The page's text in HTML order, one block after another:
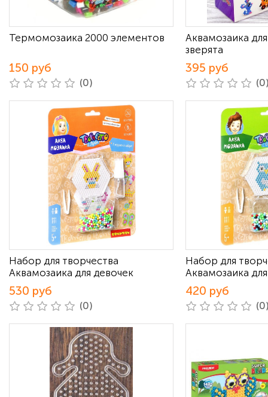
Термомозаика 2000 элементов
150 руб
(0)
Аквамозаика
зверята
395 руб
Набор для творчества
Аквамозаика для девочек
530 руб
(0)
Набор для
Аквамозаика
420 руб